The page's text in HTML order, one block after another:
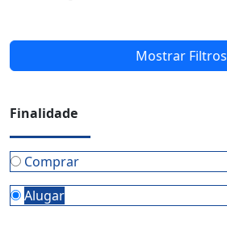
Mostrar Filtros
Finalidade
Comprar
Alugar